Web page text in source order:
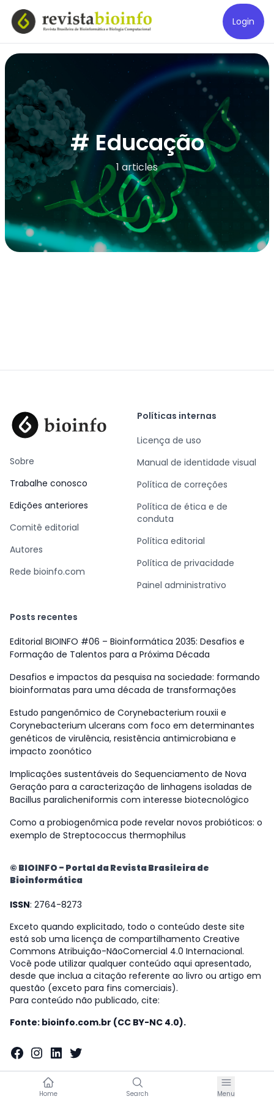
Login
Home Search Menu
# Educação
1 articles
Sobre
Trabalhe conosco
Edições anteriores
Comitê editorial
Autores
Rede bioinfo.com
Políticas internas
Licença de uso
Manual de identidade visual
Política de correções
Política de ética e de
conduta
Política editorial
Política de privacidade
Painel administrativo
Posts recentes
Editorial BIOINFO #06 – Bioinformática 2035: Desafios e
Formação de Talentos para a Próxima Década
Desafios e impactos da pesquisa na sociedade: formando
bioinformatas para uma década de transformações
Estudo pangenômico de Corynebacterium rouxii e
Corynebacterium ulcerans com foco em determinantes
genéticos de virulência, resistência antimicrobiana e
impacto zoonótico
Implicações sustentáveis do Sequenciamento de Nova
Geração para a caracterização de linhagens isoladas de
Bacillus paralicheniformis com interesse biotecnológico
Como a probiogenômica pode revelar novos probióticos: o
exemplo de Streptococcus thermophilus
© BIOINFO - Portal da Revista Brasileira de
Bioinformática
ISSN: 2764-8273
Exceto quando explicitado, todo o conteúdo deste site
está sob uma licença de compartilhamento Creative
Commons Atribuição-NãoComercial 4.0 Internacional.
Você pode utilizar qualquer conteúdo aqui apresentado,
desde que inclua a citação referente ao livro ou artigo em
questão (exceto para fins comerciais).
Para conteúdo não publicado, cite:
Fonte: bioinfo.com.br (CC BY-NC 4.0).
Facebook
Instagram
LinkedIn
Twitter